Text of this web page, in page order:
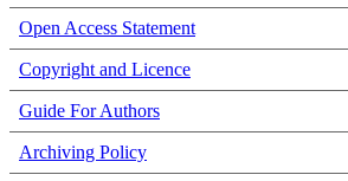
Open Access Statement
Copyright and Licence
Guide For Authors
Archiving Policy